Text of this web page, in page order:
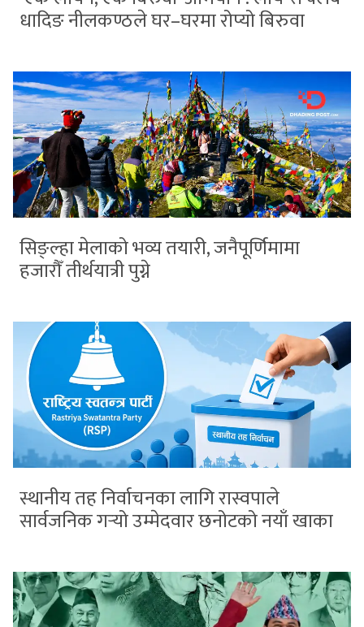
धादिङ नीलकण्ठले घर–घरमा रोप्यो बिरुवा
सिङ्ल्हा मेलाको भव्य तयारी, जनैपूर्णिमामा
हजारौँ तीर्थयात्री पुग्ने
स्थानीय तह निर्वाचनका लागि रास्वपाले
सार्वजनिक गर्‍यो उम्मेदवार छनोटको नयाँ खाका